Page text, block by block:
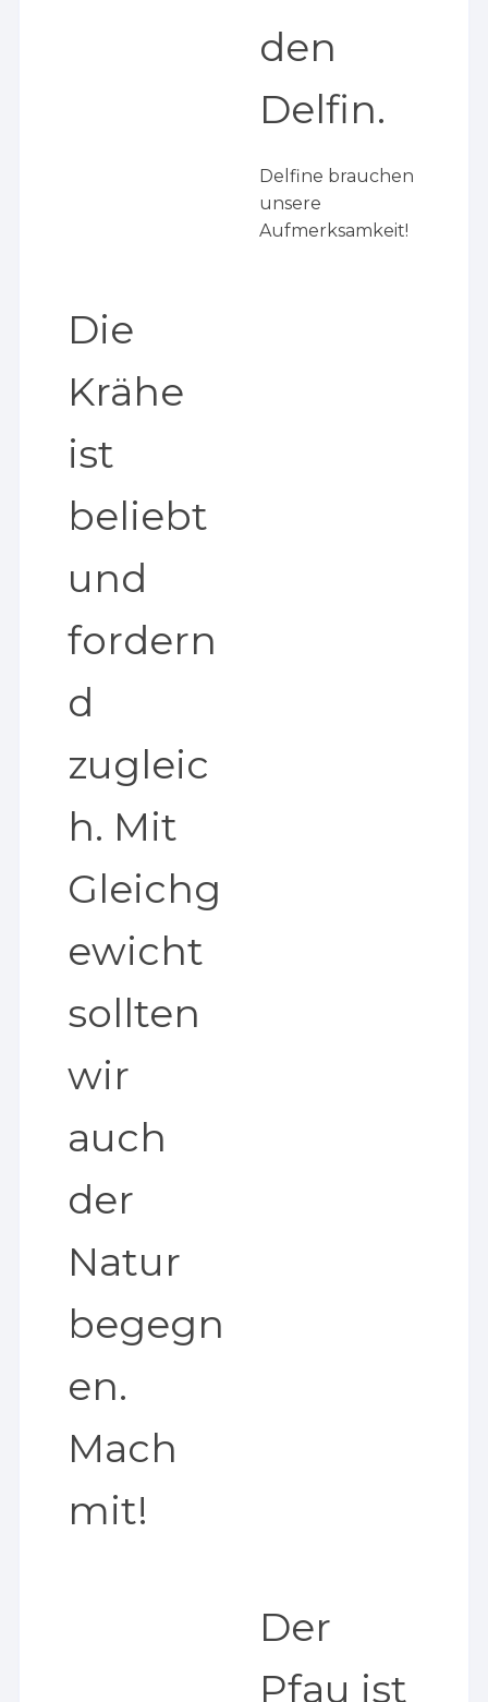
den
Delfin.
Delfine brauchen
unsere
Aufmerksamkeit!
Die
Krähe
ist
beliebt
und
fordern
d
zugleic
h. Mit
Gleichg
ewicht
sollten
wir
auch
der
Natur
begegn
en.
Mach
mit!
Der
Pfau ist